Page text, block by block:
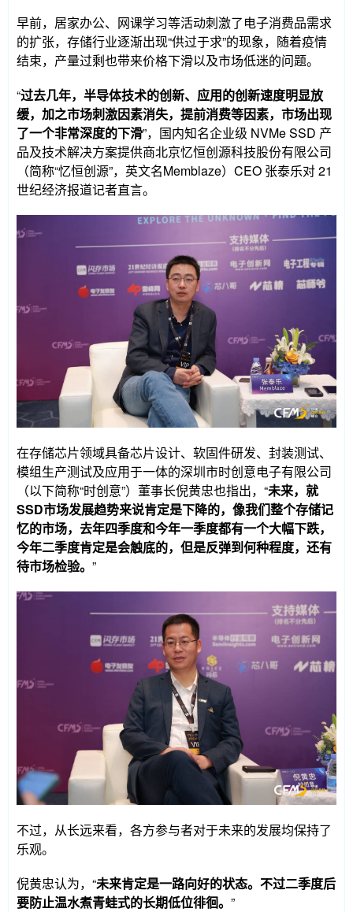
早前，居家办公、网课学习等活动刺激了电子消费品需求
的扩张，存储行业逐渐出现“供过于求”的现象，随着疫情
结束，产量过剩也带来价格下滑以及市场低迷的问题。
“过去几年，半导体技术的创新、应用的创新速度明显放
缓，加之市场刺激因素消失，提前消费等因素，市场出现
了一个非常深度的下滑”，国内知名企业级 NVMe SSD 产
品及技术解决方案提供商北京忆恒创源科技股份有限公司
（简称“忆恒创源”，英文名Memblaze）CEO 张泰乐对 21
世纪经济报道记者直言。
在存储芯片领域具备芯片设计、软固件研发、封装测试、
模组生产测试及应用于一体的深圳市时创意电子有限公司
（以下简称“时创意”）董事长倪黄忠也指出，“未来，就
SSD市场发展趋势来说肯定是下降的，像我们整个存储记
忆的市场，去年四季度和今年一季度都有一个大幅下跌，
今年二季度肯定是会触底的，但是反弹到何种程度，还有
待市场检验。 ”
不过，从长远来看，各方参与者对于未来的发展均保持了
乐观。
倪黄忠认为，“未来肯定是一路向好的状态。不过二季度后
要防止温水煮青蛙式的长期低位徘徊。 ”